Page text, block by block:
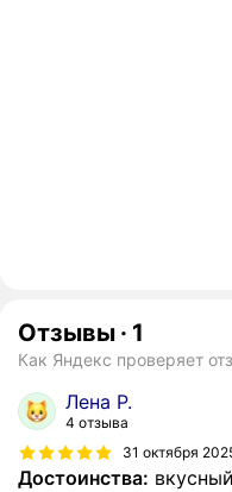
Отзывы · 1
Как Яндекс проверяет
Лена Р.
4 отзыва
31 октября
Достоинства: